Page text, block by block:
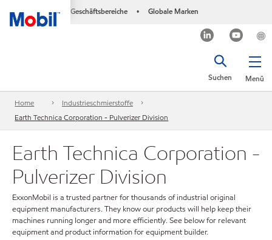
Geschäftsbereiche • Globale Marken
Menü
Suchen
Home
Industrieschmierstoffe
Earth Technica Corporation - Pulverizer Division
Earth Technica Corporation -
Pulverizer Division
ExxonMobil is a trusted partner for thousands of industrial original
equipment manufacturers. They know our products will help keep their
machines running longer and more efficiently. See below for relevant
equipment and product information for equipment builder.